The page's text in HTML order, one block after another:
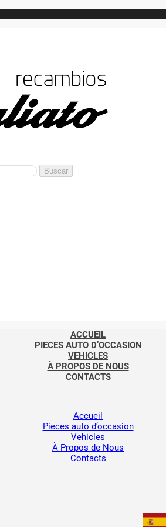
ACCUEIL
PIECES AUTO D’OCCASION
VEHICLES
À PROPOS DE NOUS
CONTACTS
Accueil
Pieces auto d’occasion
Vehicles
À Propos de Nous
Contacts